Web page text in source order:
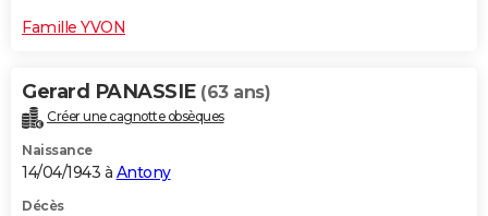
Famille YVON
Gerard PANASSIE (63 ans)
Créer une cagnotte obsèques
Naissance
14/04/1943 à Antony
Décès